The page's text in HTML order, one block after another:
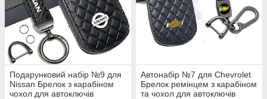
Подарунковий набір №9 для
Nissan Брелок з карабіном
чохол для автоключів
Автонабір №7 для Chevrolet
Брелок ремінцем з карабіном
та чохол для автоключів